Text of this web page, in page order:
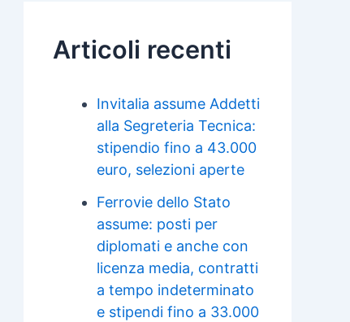
Articoli recenti
Invitalia assume Addetti
alla Segreteria Tecnica:
stipendio fino a 43.000
euro, selezioni aperte
Ferrovie dello Stato
assume: posti per
diplomati e anche con
licenza media, contratti
a tempo indeterminato
e stipendi fino a 33.000